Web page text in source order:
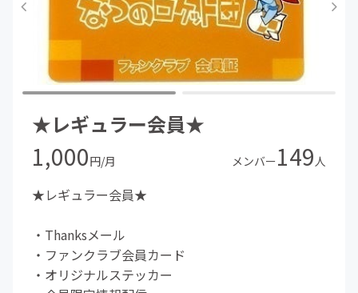
★レギュラー会員★
1,000円/月 メンバー149人
★レギュラー会員★
・Thanksメール
・ファンクラブ会員カード
・オリジナルステッカー